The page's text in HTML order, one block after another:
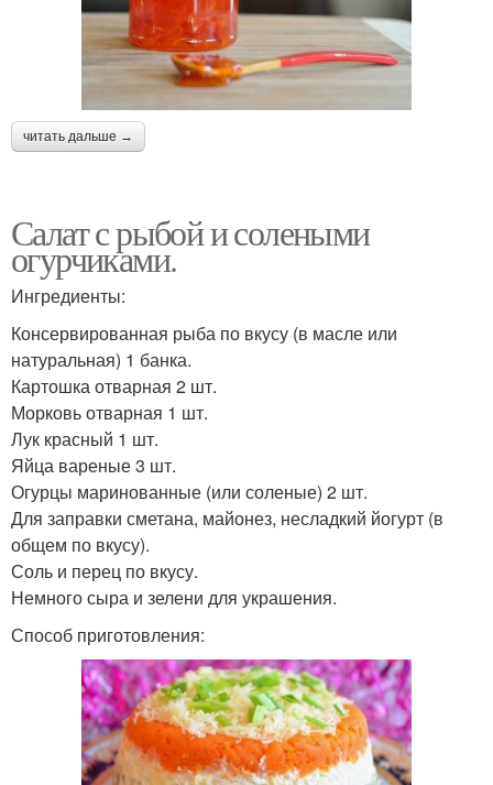
читать дальше →
Салат с рыбой и солеными
огурчиками.
Ингредиенты:
Консервированная рыба по вкусу (в масле или
натуральная) 1 банка.
Картошка отварная 2 шт.
Морковь отварная 1 шт.
Лук красный 1 шт.
Яйца вареные 3 шт.
Огурцы маринованные (или соленые) 2 шт.
Для заправки сметана, майонез, несладкий йогурт (в
общем по вкусу).
Соль и перец по вкусу.
Немного сыра и зелени для украшения.
Способ приготовления: